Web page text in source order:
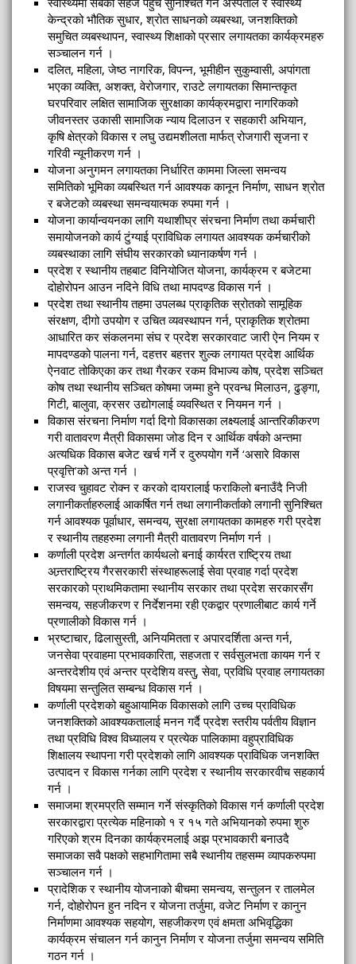
केन्द्रको भौतिक सुधार, श्रोत साधनको व्यबस्था, जनशक्तिको
समुचित व्यबस्थापन, स्वास्थ्य शिक्षाको प्रसार लगायतका कार्यक्रमहरु
सञ्चालन गर्न ।
दलित, महिला, जेष्ठ नागरिक, विपन्न, भूमीहीन सुकुम्वासी, अपांगता
भएका व्यक्ति, अशक्त, वेरोजगार, राउटे लगायतका सिमान्तकृत
घरपरिवार लक्षित सामाजिक सुरक्षाका कार्यक्रमद्वारा नागरिकको
जीवनस्तर उकासी सामाजिक न्याय दिलाउन र सहकारी अभियान,
कृषि क्षेत्रको विकास र लघु उद्यमशीलता मार्फत् रोजगारी सृजना र
गरिवी न्यूनीकरण गर्न ।
योजना अनुगमन लगायतका निर्धारित काममा जिल्ला समन्वय
समितिको भूमिका व्यबस्थित गर्न आवश्यक कानून निर्माण, साधन श्रोत
र बजेटको व्यबस्था समन्वयात्मक रुपमा गर्न ।
योजना कार्यान्वयनका लागि यथाशीघ्र संरचना निर्माण तथा कर्मचारी
समायोजनको कार्य टुंग्याई प्राविधिक लगायत आवश्यक कर्मचारीको
व्यबस्थाका लागि संघीय सरकारको ध्यानाकर्षण गर्न ।
प्रदेश र स्थानीय तहबाट विनियोजित योजना, कार्यक्रम र बजेटमा
दोहोरोपन आउन नदिने विधि तथा मापदण्ड विकास गर्न ।
प्रदेश तथा स्थानीय तहमा उपलब्ध प्राकृतिक स्रोतको सामूहिक
संरक्षण, दीगो उपयोग र उचित व्यवस्थापन गर्न, प्राकृतिक श्रोतमा
आधारित कर संकलनमा संघ र प्रदेश सरकारवाट जारी ऐन नियम र
मापदण्डको पालना गर्न, दहत्तर बहत्तर शुल्क लगायत प्रदेश आर्थिक
ऐनवाट तोकिएका कर तथा गैरकर रकम विभाज्य कोष, प्रदेश सञ्चित
कोष तथा स्थानीय सञ्चित कोषमा जम्मा हुने प्रवन्ध मिलाउन, ढुङ्गा,
गिटी, बालुवा, क्रसर उद्योगलाई व्यवस्थित र नियमन गर्न ।
विकास संरचना निर्माण गर्दा दिगो विकासका लक्ष्यलाई आन्तरिकीकरण
गरी वातावरण मैत्री विकासमा जोड दिन र आर्थिक वर्षको अन्तमा
अत्यधिक विकास बजेट खर्च गर्ने र दुरुपयोग गर्ने ‘असारे विकास
प्रवृत्ति’को अन्त गर्न ।
राजस्व चुहावट रोक्न र करको दायरालाई फराकिलो बनाउँदै निजी
लगानीकर्ताहरुलाई आकर्षित गर्न तथा लगानीकर्ताको लगानी सुनिश्चित
गर्न आवश्यक पूर्वाधार, समन्वय, सुरक्षा लगायतका कामहरु गरी प्रदेश
र स्थानीय तहहरुमा लगानी मैत्री वातावरण निर्माण गर्न ।
कर्णाली प्रदेश अन्तर्गत कार्यथलो बनाई कार्यरत राष्ट्रिय तथा
अन्र्तराष्ट्रिय गैरसरकारी संस्थाहरूलाई सेवा प्रवाह गर्दा प्रदेश
सरकारको प्राथमिकतामा स्थानीय सरकार तथा प्रदेश सरकारसँग
समन्वय, सहजीकरण र निर्देशनमा रही एकद्वार प्रणालीबाट कार्य गर्ने
प्रणालीको विकास गर्न ।
भ्रष्टाचार, ढिलासुस्ती, अनियमितता र अपारदर्शिता अन्त गर्न,
जनसेवा प्रवाहमा प्रभावकारिता, सहजता र सर्वसुलभता कायम गर्न र
अन्तरदेशीय एवं अन्तर प्रदेशिय वस्तु, सेवा, प्रविधि प्रवाह लगायतका
विषयमा सन्तुलित सम्बन्ध विकास गर्न ।
कर्णाली प्रदेशको बहुआयामिक विकासको लागि उच्च प्राविधिक
जनशक्तिको आवश्यकतालाई मनन गर्दै प्रदेश स्तरीय पर्वतीय विज्ञान
तथा प्रविधि विश्व विध्यालय र प्रत्येक पालिकामा वहुप्राविधिक
शिक्षालय स्थापना गरी प्रदेशको लागि आवश्यक प्राविधिक जनशक्ति
उत्पादन र विकास गर्नका लागि प्रदेश र स्थानीय सरकारवीच सहकार्य
गर्न ।
समाजमा श्रमप्रति सम्मान गर्ने संस्कृतिको विकास गर्न कर्णाली प्रदेश
सरकारद्वारा प्रत्येक महिनाको १ र १५ गते अभियानको रुपमा शुरु
गरिएको श्रम दिनका कार्यक्रमलाई अझ प्रभावकारी बनाउदै
समाजका सवै पक्षको सहभागितामा सबै स्थानीय तहसम्म व्यापकरुपमा
सञ्चालन गर्न ।
प्रादेशिक र स्थानीय योजनाको बीचमा समन्वय, सन्तुलन र तालमेल
गर्न, दोहोरोपन हुन नदिन र योजना तर्जुमा, वजेट निर्माण र कानुन
निर्माणमा आवश्यक सहयोग, सहजीकरण एवं क्षमता अभिवृद्धिका
कार्यक्रम संचालन गर्न कानुन निर्माण र योजना तर्जुमा समन्वय समिति
गठन गर्न ।